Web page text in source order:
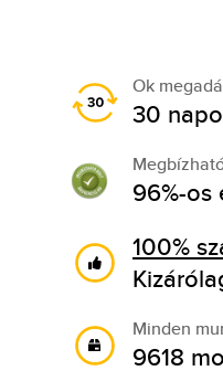
Ok
30
96%-os
100%
Minden
9618